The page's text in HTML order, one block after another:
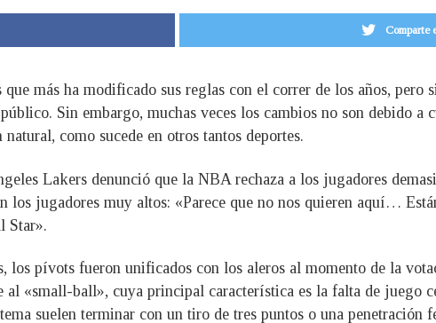
Comparte
más ha modificado sus reglas con el correr de los años, pero
Sin embargo, muchas veces los cambios no son debido a
como sucede en otros tantos deportes.
Lakers denunció que la NBA rechaza a los jugadores
los jugadores muy altos: «Parece que no nos quieren aquí…
Star».
los pívots fueron unificados con los aleros al momento de la
al «small-ball», cuya principal característica es la falta de juego
suelen terminar con un tiro de tres puntos o una penetración